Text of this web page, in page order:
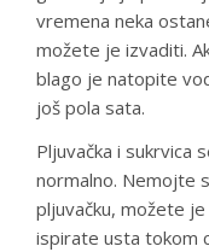
vremena neka
možete je izvaditi.
blago je natopite
još pola sata.
Pljuvačka i sukrvica
normalno. Nemojte
pljuvačku, možete
ispirate usta tokom